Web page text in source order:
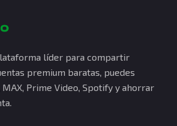
líder para compartir
premium baratas, puedes
Prime Video, Spotify y ahorrar